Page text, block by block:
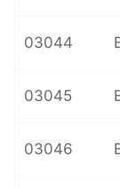
03044
03045
03046